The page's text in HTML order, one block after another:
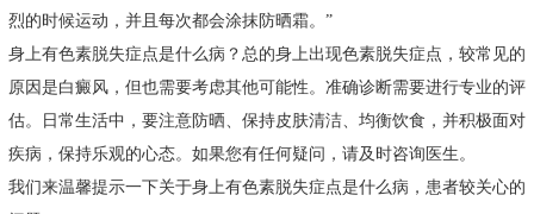
烈的时候运动，并且每次都会涂抹防晒霜。”
身上有色素脱失症点是什么病？总的身上出现色素脱失症点，较常见的
原因是白癜风，但也需要考虑其他可能性。准确诊断需要进行专业的评
估。日常生活中，要注意防晒、保持皮肤清洁、均衡饮食，并积极面对
疾病，保持乐观的心态。如果您有任何疑问，请及时咨询医生。
我们来温馨提示一下关于身上有色素脱失症点是什么病，患者较关心的